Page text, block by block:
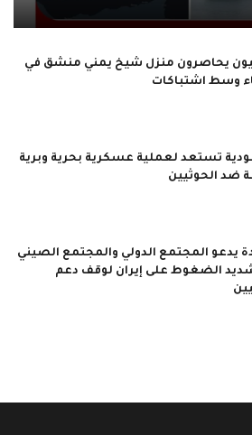
يحاصرون منزل شيخ يمني منشق في
وسط اشتباكات
تستعد لعملية عسكرية بحرية وبرية
ضد الحوثيين
يدعو المجتمع الدولي والمجتمع الصيني
الضغوط على إيران لوقف دعم